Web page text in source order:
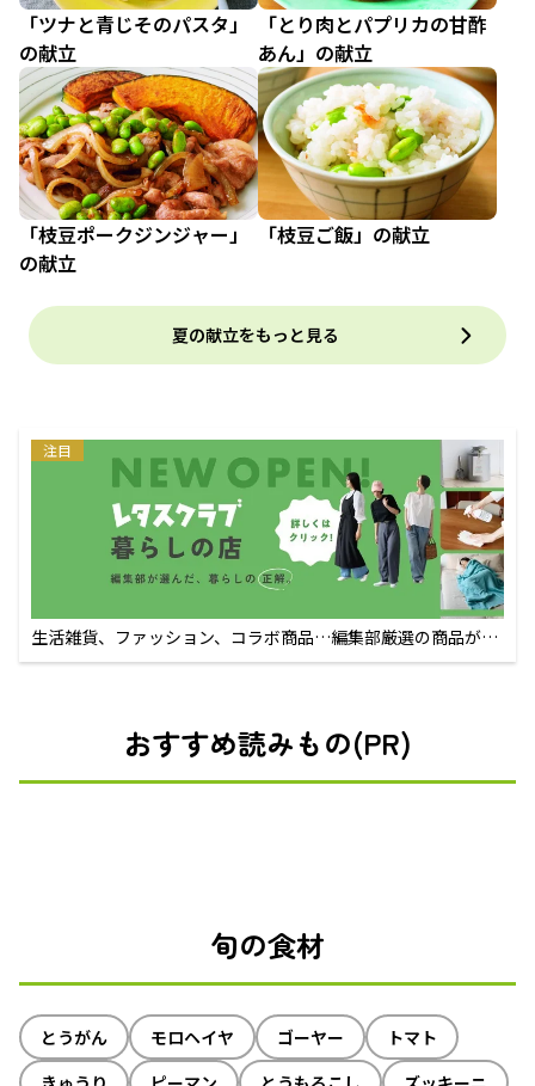
「ツナと青じそのパスタ」
の献立
「とり肉とパプリカの甘酢
あん」の献立
「枝豆ポークジンジャー」
の献立
「枝豆ご飯」の献立
夏の献立をもっと見る
注目
生活雑貨、ファッション、コラボ商品…編集部厳選の商品が買
えるECサイト
おすすめ読みもの(PR)
旬の食材
とうがん モロヘイヤ ゴーヤー
トマト